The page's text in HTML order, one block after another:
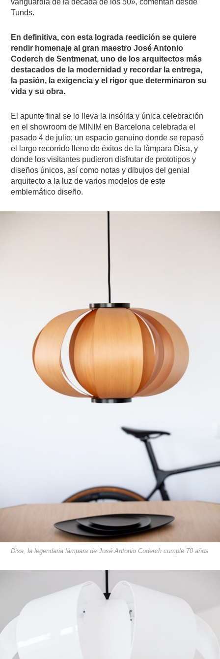
vanguardia de la década de los 50», comentan desde
Tunds.
En definitiva, con esta lograda reedición se quiere
rendir homenaje al gran maestro José Antonio
Coderch de Sentmenat, uno de los arquitectos más
destacados de la modernidad y recordar la entrega,
la pasión, la exigencia y el rigor que determinaron su
vida y su obra.
El apunte final se lo lleva la insólita y única celebración
en el showroom de MINIM en Barcelona celebrada el
pasado 4 de julio; un espacio genuino donde se repasó
el largo recorrido lleno de éxitos de la lámpara Disa, y
donde los visitantes pudieron disfrutar de prototipos y
diseños únicos, así como notas y dibujos del genial
arquitecto a la luz de varios modelos de este
emblemático diseño.
Disa, la legendaria lámpara de José Antonio Coderch cumple 70 años